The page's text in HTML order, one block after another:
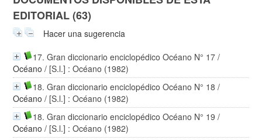
EDITORIAL (63)
Hacer una sugerencia
17. Gran diccionario enciclopédico Océano N° 17 /
Océano / [S.l.] : Océano (1982)
18. Gran diccionario enciclopédico Océano N° 18 /
Océano / [S.l.] : Océano (1982)
18. Gran diccionario enciclopédico Océano N° 19 /
Océano / [S.l.] : Océano (1982)